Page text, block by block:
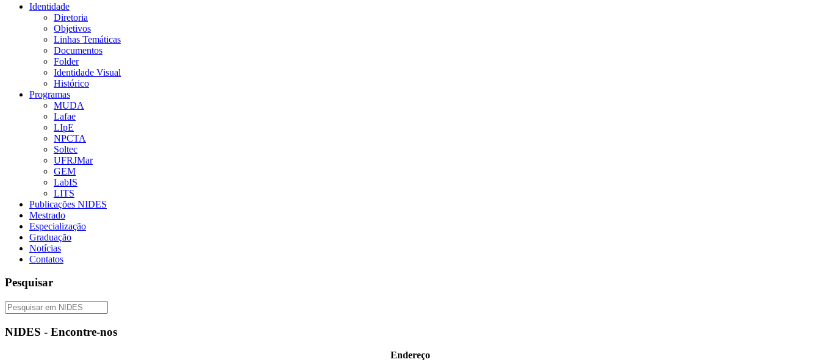
Identidade
Diretoria
Objetivos
Linhas Temáticas
Documentos
Folder
Identidade Visual
Histórico
Programas
MUDA
Lafae
LIpE
NPCTA
Soltec
UFRJMar
GEM
LabIS
LITS
Publicações NIDES
Mestrado
Especialização
Graduação
Notícias
Contatos
Pesquisar
NIDES - Encontre-nos
Endereço